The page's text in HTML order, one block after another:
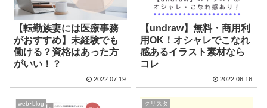
【転勤族妻には医療事務
がおすすめ】未経験でも
働ける？資格はあった方
がいい！？
2022.07.19
【undraw】無料・商用利
用OK！オシャレでこなれ
感あるイラスト素材なら
コレ
2022.06.16
web･blog クリスタ